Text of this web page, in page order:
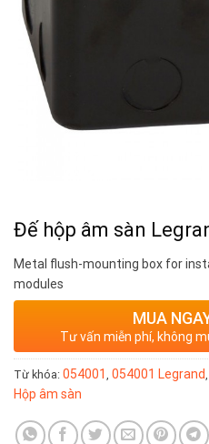
Đế hộp âm sàn
Metal flush-mounting box for
modules
MUA
Tư vấn miễn phí, không
Từ khóa: 054001 , 054001 Legrand,
Hộp âm sàn